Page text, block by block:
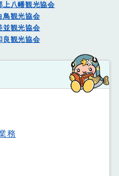
上八幡観光協会
鳥観光協会
並観光協会
良観光協会
務